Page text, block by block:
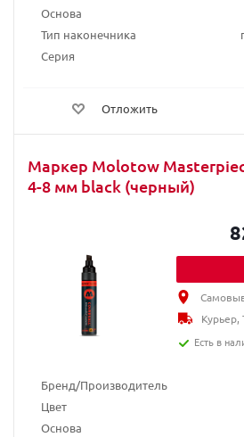
Основа
Тип наконечника
Серия
Отложить
Маркер Molotow
4-8 мм black (черный)
Бренд/Производитель
Цвет
Основа
Курьер,
Есть в